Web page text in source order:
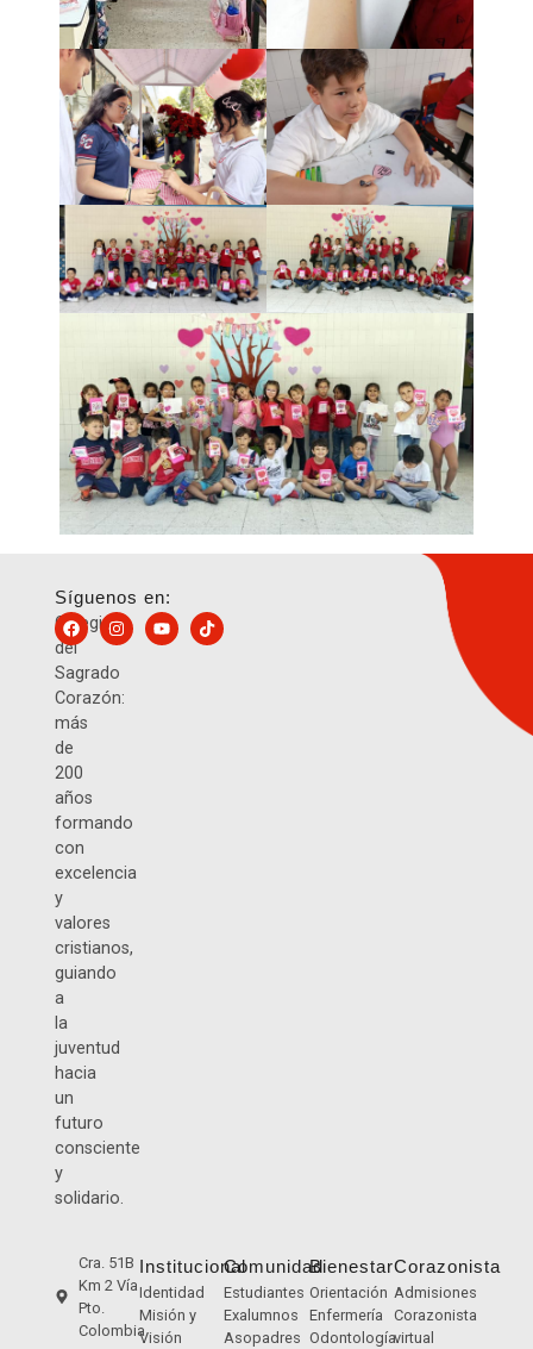
Colegio
del
Sagrado
Corazón:
más
de
200
años
formando
con
excelencia
y
valores
cristianos,
guiando
a
la
juventud
hacia
un
futuro
consciente
y
solidario.
Síguenos en:
Cra. 51B
Km 2 Vía
Pto.
Colombia
Institucional
Identidad
Misión y
Visión
Comunidad
Estudiantes
Exalumnos
Asopadres
Bienestar
Orientación
Enfermería
Odontología
Corazonista
Admisiones
Corazonista
virtual